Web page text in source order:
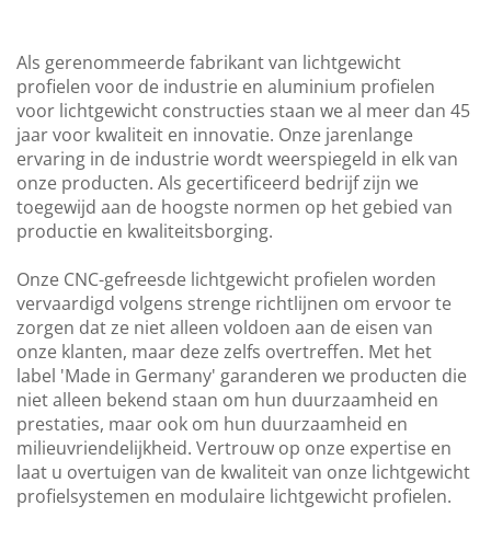
Als gerenommeerde fabrikant van lichtgewicht
profielen voor de industrie en aluminium profielen
voor lichtgewicht constructies staan we al meer dan 45
jaar voor kwaliteit en innovatie. Onze jarenlange
ervaring in de industrie wordt weerspiegeld in elk van
onze producten. Als gecertificeerd bedrijf zijn we
toegewijd aan de hoogste normen op het gebied van
productie en kwaliteitsborging.
Onze CNC-gefreesde lichtgewicht profielen worden
vervaardigd volgens strenge richtlijnen om ervoor te
zorgen dat ze niet alleen voldoen aan de eisen van
onze klanten, maar deze zelfs overtreffen. Met het
label 'Made in Germany' garanderen we producten die
niet alleen bekend staan om hun duurzaamheid en
prestaties, maar ook om hun duurzaamheid en
milieuvriendelijkheid. Vertrouw op onze expertise en
laat u overtuigen van de kwaliteit van onze lichtgewicht
profielsystemen en modulaire lichtgewicht profielen.